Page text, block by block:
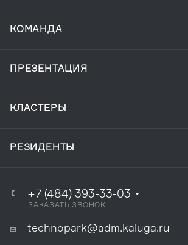
КОМАНДА
ПРЕЗЕНТАЦИЯ
КЛАСТЕРЫ
РЕЗИДЕНТЫ
+7 (484) 393-33-03
ЗАКАЗАТЬ ЗВОНОК
technopark@adm.kaluga.ru